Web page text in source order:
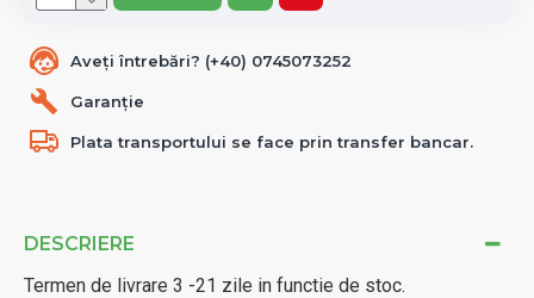
DESCRIERE
Termen de livrare 3 -21 zile in functie de stoc.
Aveți întrebări? (+40) 0745073252
Garanție
Plata transportului se face prin transfer bancar.